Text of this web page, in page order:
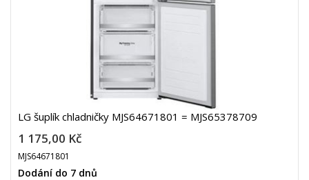
LG šuplík chladničky MJS64671801 = MJS65378709
1 175,00 Kč
MJS64671801
Dodání do 7 dnů